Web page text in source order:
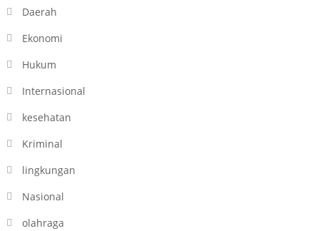
Daerah
Ekonomi
Hukum
Internasional
kesehatan
Kriminal
lingkungan
Nasional
olahraga